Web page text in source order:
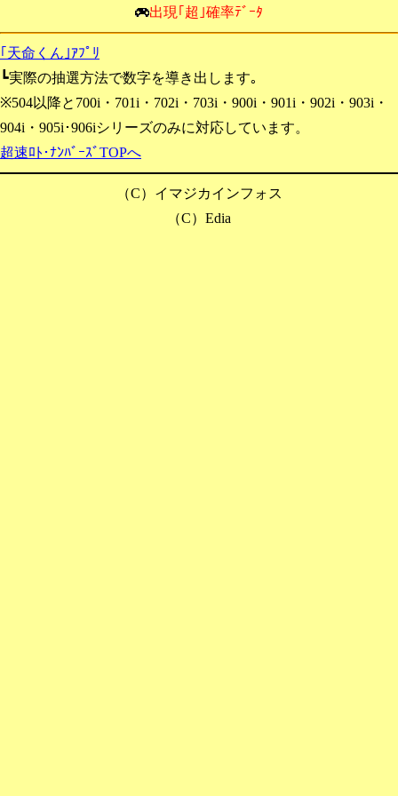
出現｢超｣確率ﾃﾞｰﾀ
｢天命くん｣ｱﾌﾟﾘ
┗実際の抽選方法で数字を導き出します｡
※504以降と700i・701i・702i・703i・900i・901i・902i・903i・
904i・905i･906iシリーズのみに対応しています。
超速ﾛﾄ･ﾅﾝﾊﾞｰｽﾞTOPへ
（C）イマジカインフォス
（C）Edia